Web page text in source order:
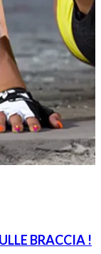
BRACCIA !